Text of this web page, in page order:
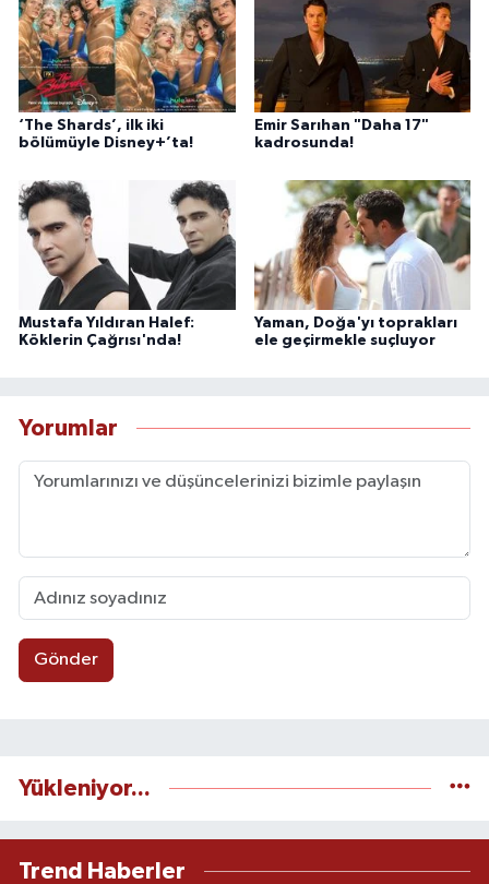
‘The Shards’, ilk iki
bölümüyle Disney+’ta!
Emir Sarıhan "Daha 17"
kadrosunda!
Mustafa Yıldıran Halef:
Köklerin Çağrısı'nda!
Yaman, Doğa'yı toprakları
ele geçirmekle suçluyor
Yorumlar
Gönder
Yükleniyor...
Trend Haberler